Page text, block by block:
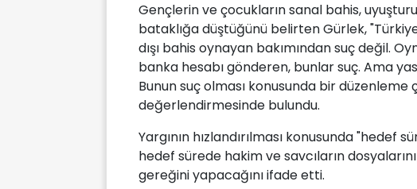
Gençlerin ve çocukların sanal bahis,
bataklığa düştüğünü belirten Gürlek,
dışı bahis oynayan bakımından suç değil.
banka hesabı gönderen, bunlar suç. Ama
Bunun suç olması konusunda bir düzenleme
değerlendirmesinde bulundu.
Yargının hızlandırılması konusunda "hedef
hedef sürede hakim ve savcıların
gereğini yapacağını ifade etti.